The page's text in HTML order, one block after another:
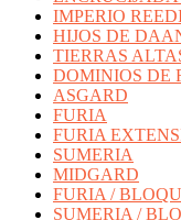
IMPERIO
HIJOS DE
TIERRAS
DOMINIOS DE
ASGARD
FURIA
FURIA
SUMERIA
MIDGARD
FURIA /
SUMERIA /